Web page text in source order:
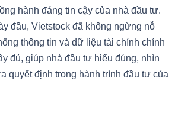
hành đáng tin cậy của nhà đầu tư.
đầu, Vietstock đã không ngừng nỗ
thông tin và dữ liệu tài chính chính
đủ, giúp nhà đầu tư hiểu đúng, nhìn
quyết định trong hành trình đầu tư của